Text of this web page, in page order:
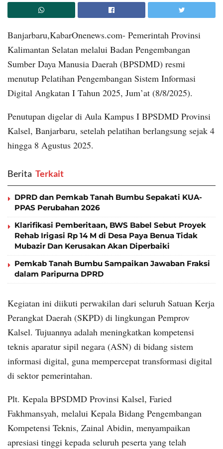
Banjarbaru,KabarOnenews.com- Pemerintah Provinsi
Kalimantan Selatan melalui Badan Pengembangan
Sumber Daya Manusia Daerah (BPSDMD) resmi
menutup Pelatihan Pengembangan Sistem Informasi
Digital Angkatan I Tahun 2025, Jum’at (8/8/2025).
Penutupan digelar di Aula Kampus I BPSDMD Provinsi
Kalsel, Banjarbaru, setelah pelatihan berlangsung sejak 4
hingga 8 Agustus 2025.
Berita ‎ Terkait
DPRD dan Pemkab Tanah Bumbu Sepakati KUA-
PPAS Perubahan 2026
Klarifikasi Pemberitaan, BWS Babel Sebut Proyek
Rehab Irigasi Rp 14 M di Desa Paya Benua Tidak
Mubazir Dan Kerusakan Akan Diperbaiki
Pemkab Tanah Bumbu Sampaikan Jawaban Fraksi
dalam Paripurna DPRD
Kegiatan ini diikuti perwakilan dari seluruh Satuan Kerja
Perangkat Daerah (SKPD) di lingkungan Pemprov
Kalsel. Tujuannya adalah meningkatkan kompetensi
teknis aparatur sipil negara (ASN) di bidang sistem
informasi digital, guna mempercepat transformasi digital
di sektor pemerintahan.
Plt. Kepala BPSDMD Provinsi Kalsel, Faried
Fakhmansyah, melalui Kepala Bidang Pengembangan
Kompetensi Teknis, Zainal Abidin, menyampaikan
apresiasi tinggi kepada seluruh peserta yang telah